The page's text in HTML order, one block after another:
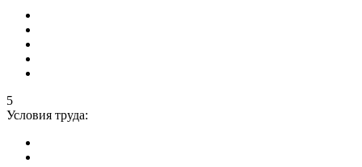
5
Условия труда: